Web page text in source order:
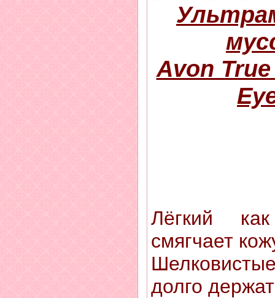
Avon
Лёгкий
смягчает
долго